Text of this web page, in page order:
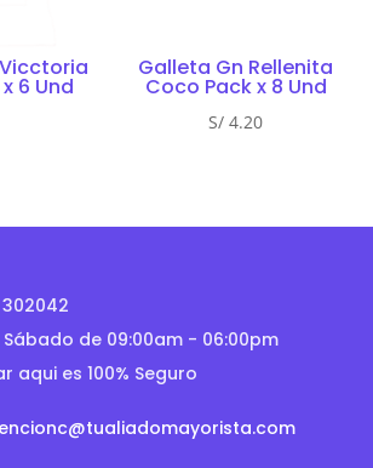
6 Und
Galleta Gn Rellenita
Coco Pack x 8 Und
S/ 4.20
302042
Sábado de 09:00am - 06:00pm
aqui es 100% Seguro